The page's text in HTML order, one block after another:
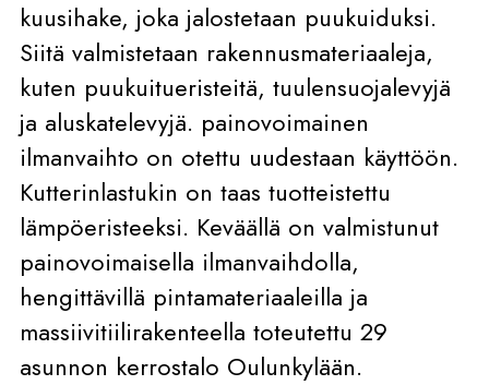
kuusihake, joka jalostetaan puukuiduksi.
Siitä valmistetaan rakennusmateriaaleja,
kuten puukuitueristeitä, tuulensuojalevyjä
ja aluskatelevyjä. painovoimainen
ilmanvaihto on otettu uudestaan käyttöön.
Kutterinlastukin on taas tuotteistettu
lämpöeristeeksi. Keväällä on valmistunut
painovoimaisella ilmanvaihdolla,
hengittävillä pintamateriaaleilla ja
massiivitiilirakenteella toteutettu 29
asunnon kerrostalo Oulunkylään.